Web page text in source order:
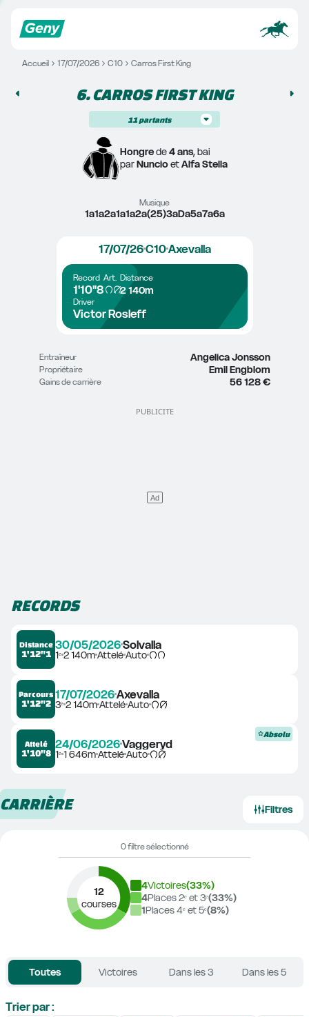
Accueil 17/07/2026 C10 Carros First King
6. CARROS FIRST KING
11 partants
Hongre de 4 ans, bai
par Nuncio et Alfa Stella
Musique
1a1a2a1a1a2a(25)3aDa5a7a6a
17/07/26C10Axevalla
Record
1'10"8
Art. Distance
2 140m
Driver
Victor Rosleff
Entraîneur Angelica Jonsson
Propriétaire Emil Engblom
Gains de carrière 56 128 €
RECORDS
Distance
1'12"1
30/05/2026Solvalla
1ᵉ2 140mAtteléAuto
Parcours
1'12"2
17/07/2026Axevalla
3ᵉ2 140mAtteléAuto
Attelé
1'10"8
24/06/2026Vaggeryd
1ᵉ1 646mAtteléAuto
Absolu
CARRIÈRE Filtres
0 filtre sélectionné
12
courses
4Victoires(33%)
4Places 2ᵉ et 3ᵉ(33%)
1Places 4ᵉ et 5ᵉ(8%)
Toutes Victoires Dans les 3 Dans les 5
Trier par :